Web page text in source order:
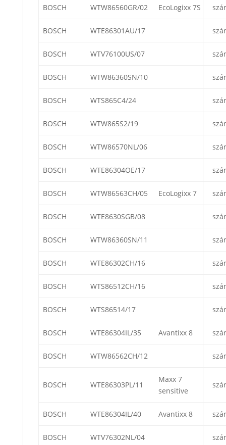
BOSCH WTW86560GR/02 EcoLogixx 7S
BOSCH WTE86301AU/17
BOSCH WTV76100US/07
BOSCH WTW86360SN/10
BOSCH WTS865C4/24
BOSCH WTW865S2/19
BOSCH WTW86570NL/06
BOSCH WTE86304OE/17
BOSCH WTW86563CH/05 EcoLogixx 7
BOSCH WTE8630SGB/08
BOSCH WTW86360SN/11
BOSCH WTE86302CH/16
BOSCH WTS86512CH/16
BOSCH WTS86514/17
BOSCH WTE86304IL/35 Avantixx 8
BOSCH WTW86562CH/12
BOSCH WTE86303PL/11
Maxx 7
sensitive
BOSCH WTE86304IL/40 Avantixx 8
BOSCH WTV76302NL/04